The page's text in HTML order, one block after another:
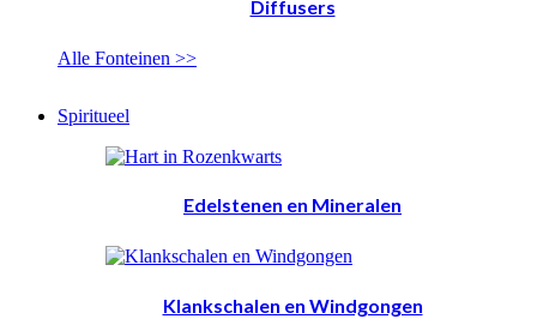
Diffusers
Alle Fonteinen >>
Spiritueel
Edelstenen en Mineralen
Klankschalen en Windgongen